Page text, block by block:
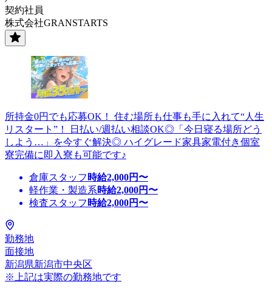
契約社員
株式会社GRANSTARTS
所持金0円でも応募OK！ 住む場所も仕事も手に入れて“人生
リスタート”！ 日払い/週払い相談OK◎「今日寝る場所どう
しよう…」を今すぐ解決◎ ハイグレード家具家電付き個室
寮完備に即入寮も可能です♪
倉庫スタッフ 時給2,000円〜
軽作業・製造系時給2,000円〜
検査スタッフ 時給2,000円〜
勤務地
面接地
新潟県新潟市中央区
※上記は実際の勤務地です